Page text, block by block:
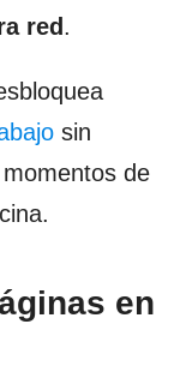
red .
sin
de
en